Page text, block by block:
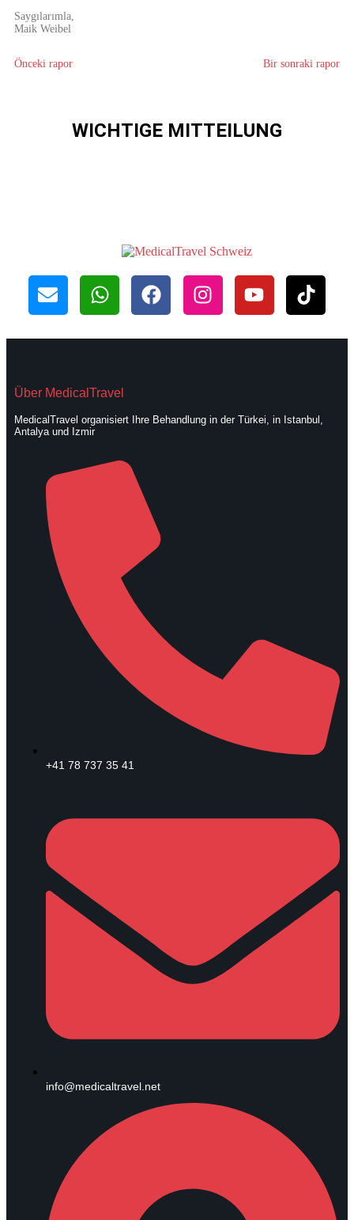
Saygılarımla,
Maik Weibel
Önceki rapor Bir sonraki rapor
WICHTIGE MITTEILUNG
Über MedicalTravel
MedicalTravel organisiert Ihre Behandlung in der Türkei, in Istanbul,
Antalya und Izmir
+41 78 737 35 41
info@medicaltravel.net